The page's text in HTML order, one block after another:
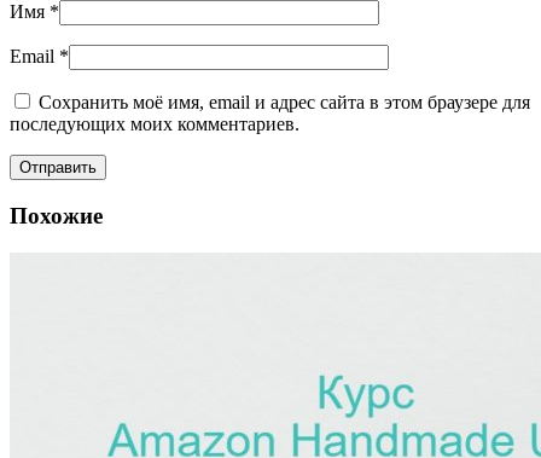
Имя *
Email *
Сохранить моё имя, email и адрес сайта в этом браузере для
последующих моих комментариев.
Похожие